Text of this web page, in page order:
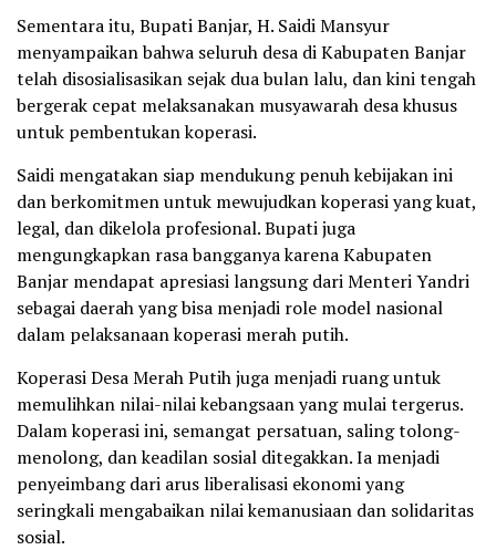
Sementara itu, Bupati Banjar, H. Saidi Mansyur
menyampaikan bahwa seluruh desa di Kabupaten Banjar
telah disosialisasikan sejak dua bulan lalu, dan kini tengah
bergerak cepat melaksanakan musyawarah desa khusus
untuk pembentukan koperasi.
Saidi mengatakan siap mendukung penuh kebijakan ini
dan berkomitmen untuk mewujudkan koperasi yang kuat,
legal, dan dikelola profesional. Bupati juga
mengungkapkan rasa bangganya karena Kabupaten
Banjar mendapat apresiasi langsung dari Menteri Yandri
sebagai daerah yang bisa menjadi role model nasional
dalam pelaksanaan koperasi merah putih.
Koperasi Desa Merah Putih juga menjadi ruang untuk
memulihkan nilai-nilai kebangsaan yang mulai tergerus.
Dalam koperasi ini, semangat persatuan, saling tolong-
menolong, dan keadilan sosial ditegakkan. Ia menjadi
penyeimbang dari arus liberalisasi ekonomi yang
seringkali mengabaikan nilai kemanusiaan dan solidaritas
sosial.